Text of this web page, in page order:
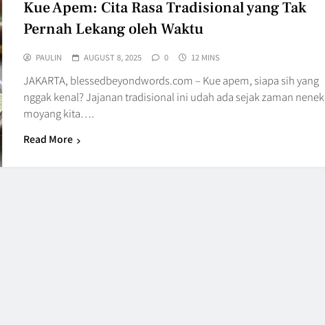
Kue Apem: Cita Rasa Tradisional yang Tak
Pernah Lekang oleh Waktu
PAULIN AUGUST 8, 2025 0 12 MINS
JAKARTA, blessedbeyondwords.com – Kue apem, siapa sih yang
nggak kenal? Jajanan tradisional ini udah ada sejak zaman nenek
moyang kita….
Read More